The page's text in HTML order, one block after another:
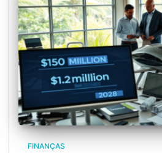
FINANÇAS